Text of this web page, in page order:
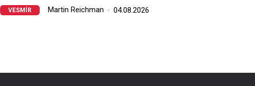
VESMÍR Martin Reichman 04.08.2026